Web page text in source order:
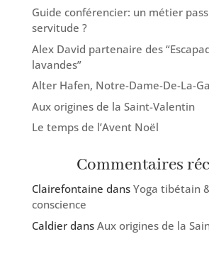
Guide conférencier: un métier
servitude ?
Alex David partenaire des
lavandes”
Alter Hafen, Notre-Dame-De-La-
Aux origines de la Saint-Valentin
Le temps de l’Avent Noël
Commentaires
Clairefontaine dans Yoga tibétain
conscience
Caldierdans Aux origines de la